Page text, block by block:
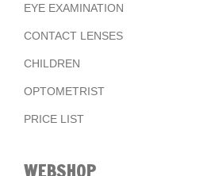
EYE EXAMINATION
CONTACT LENSES
CHILDREN
OPTOMETRIST
PRICE LIST
WEBSHOP